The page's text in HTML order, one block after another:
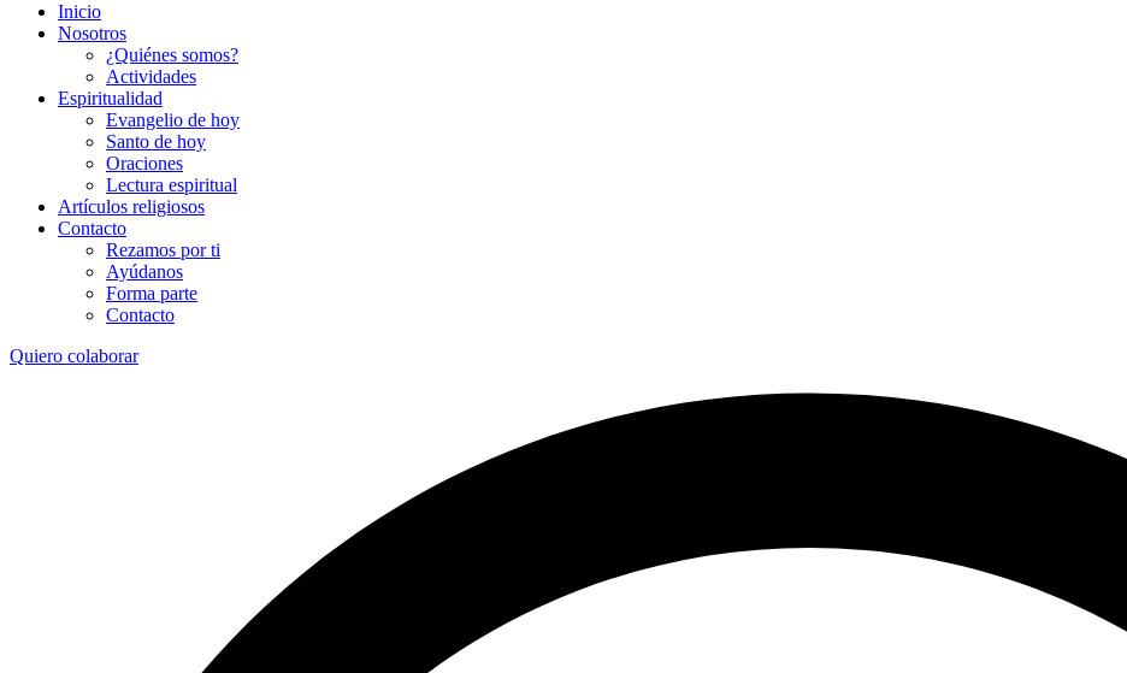
Inicio
Nosotros
¿Quiénes somos?
Actividades
Espiritualidad
Evangelio de hoy
Santo de hoy
Oraciones
Lectura espiritual
Artículos religiosos
Contacto
Rezamos por ti
Ayúdanos
Forma parte
Contacto
Quiero colaborar